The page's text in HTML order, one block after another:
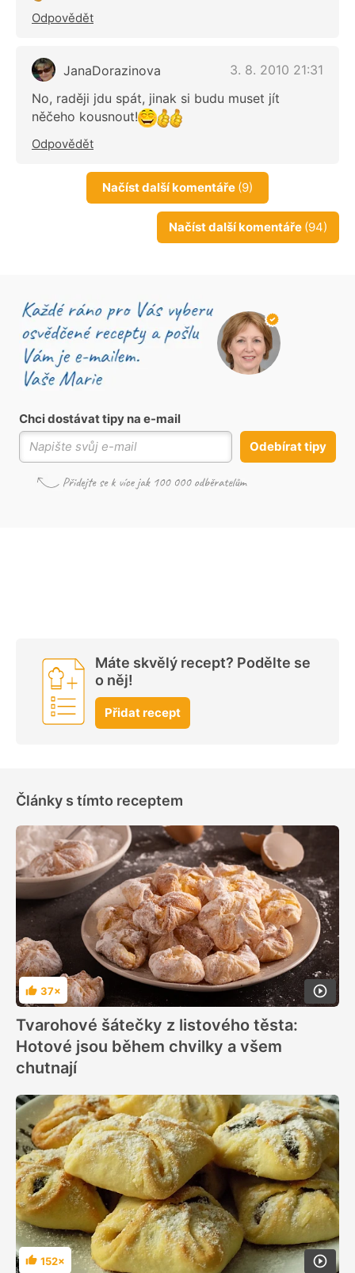
Odpovědět
JanaDorazinova
3. 8. 2010 21:31
No, raději jdu spát, jinak si budu muset jít
něčeho kousnout!
Odpovědět
Načíst další komentáře (9)
Načíst další komentáře (94)
Chci dostávat tipy na e-mail
Odebírat tipy
Máte skvělý recept? Podělte se
o něj!
Přidat recept
Články s tímto receptem
Hodnocení
37×
Tvarohové šátečky z listového těsta:
Hotové jsou během chvilky a všem
chutnají
Hodnocení
152×